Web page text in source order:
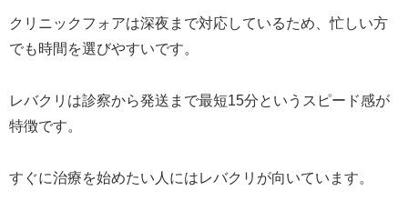
クリニックフォアは深夜まで対応しているため、忙しい方
でも時間を選びやすいです。
レバクリは診察から発送まで最短15分というスピード感が
特徴です。
すぐに治療を始めたい人にはレバクリが向いています。